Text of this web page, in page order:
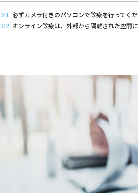
必ずカメラ付きのパソコンで診療を行ってくだ
オンライン診療は、外部から隔離された空間